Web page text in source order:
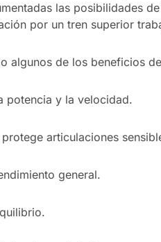
las posibilidades
por un tren superior
algunos de los beneficios
potencia y la velocidad.
articulaciones
general.